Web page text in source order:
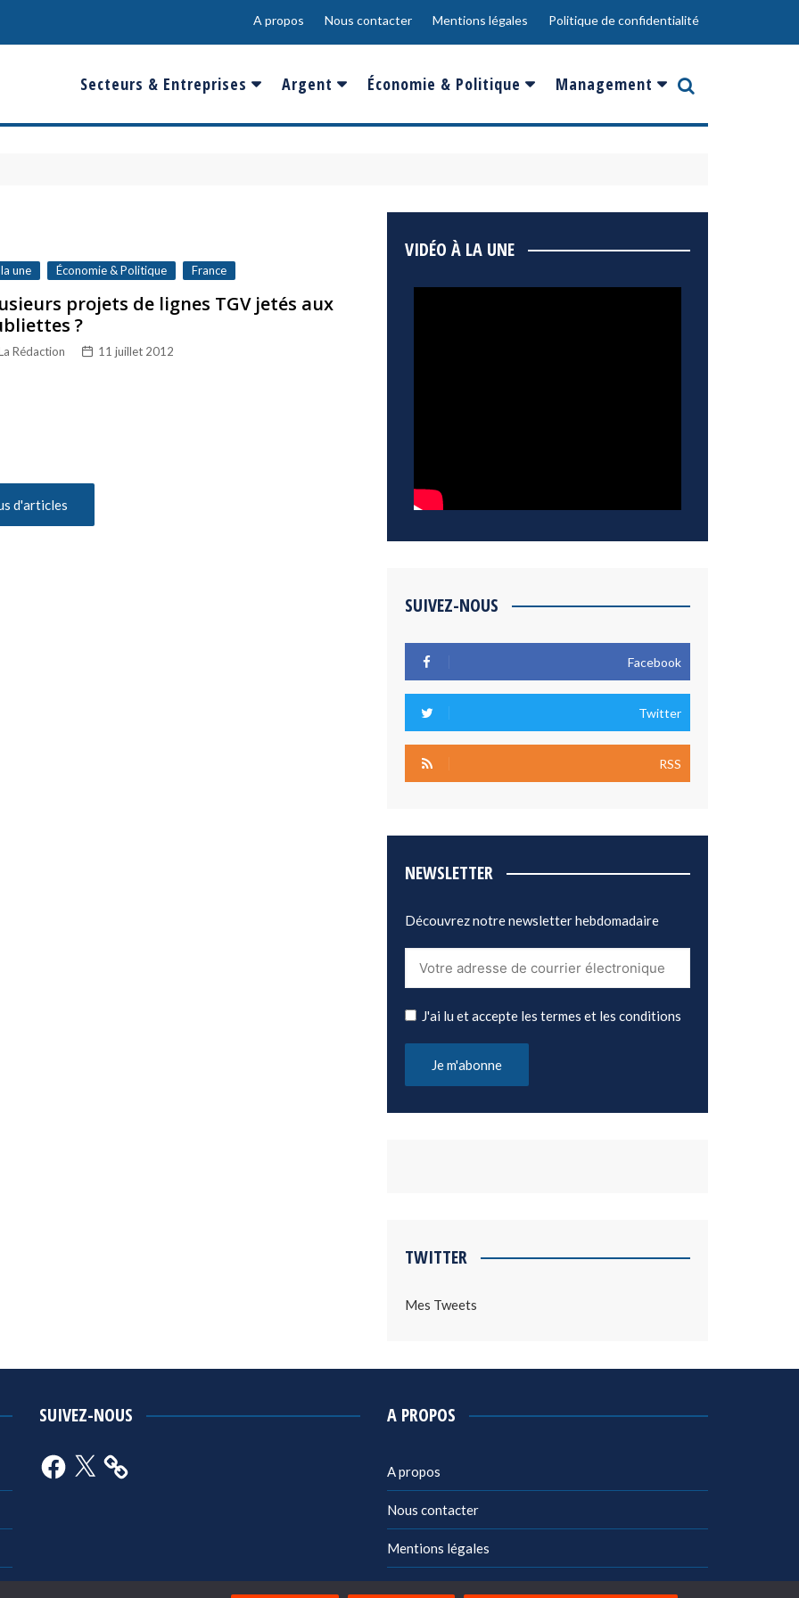
A propos Nous contacter Mentions légales Politique de confidentialité
Secteurs & Entreprises
Banques & Finances
Défense & Aéronautique
Santé & Biotechnologie
Argent
Salaire
Epargne & Placements
Économie & Politique
France
Management
Innovation
une Économie & Politique France
projets de lignes TGV jetés aux
?
Rédaction 11 juillet 2012
d'articles
VIDÉO À LA UNE
SUIVEZ-NOUS
Facebook
Twitter
RSS
NEWSLETTER
Découvrez notre newsletter hebdomadaire
J'ai lu et accepte les termes et les conditions
TWITTER
Mes Tweets
SUIVEZ-NOUS
Facebook
X
A PROPOS
A propos
Nous contacter
Mentions légales
Politique de confidentialité